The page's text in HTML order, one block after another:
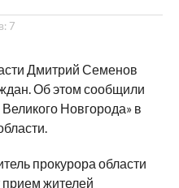
7
Дмитрий Семенов
Об этом сообщили
Новгорода» в
прокурора области
жителей